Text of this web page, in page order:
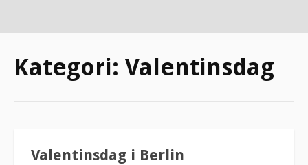
Kategori: Valentinsdag
Valentinsdag i Berlin